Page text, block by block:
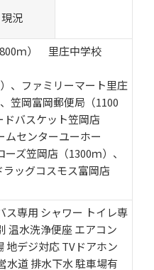
現況
ｍ） 里庄中学校
、ファミリーマート里庄
笠岡富岡郵便局（1100
バスケット笠岡店
ムセンターユーホー
ーズ笠岡店（1300ｍ）、
ッグコスモス富岡店
ス専用 シャワー トイレ専
温水洗浄便座 エアコン
地デジ対応TVドアホン
水道排水下水駐車場有